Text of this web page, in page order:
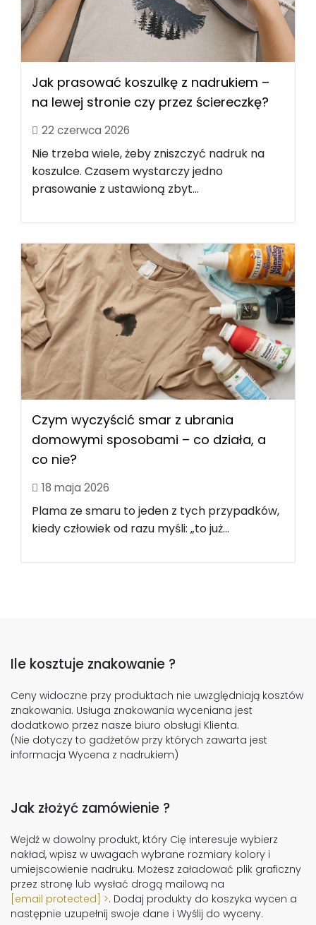
Jak prasować koszulkę z nadrukiem –
na lewej stronie czy przez ściereczkę?
22 czerwca 2026
Nie trzeba wiele, żeby zniszczyć nadruk na
koszulce. Czasem wystarczy jedno
prasowanie z ustawioną zbyt...
Czym wyczyścić smar z ubrania
domowymi sposobami – co działa, a
co nie?
18 maja 2026
Plama ze smaru to jeden z tych przypadków,
kiedy człowiek od razu myśli: „to już...
Ile kosztuje znakowanie ?
Ceny widoczne przy produktach nie uwzględniają kosztów
znakowania. Usługa znakowania wyceniana jest
dodatkowo przez nasze biuro obsługi Klienta.
(Nie dotyczy to gadżetów przy których zawarta jest
informacja Wycena z nadrukiem)
Jak złożyć zamówienie ?
Wejdź w dowolny produkt, który Cię interesuje wybierz
nakład, wpisz w uwagach wybrane rozmiary kolory i
umiejscowienie nadruku. Możesz załadować plik graficzny
przez stronę lub wysłać drogą mailową na
[email protected]
. Dodaj produkty do koszyka wycen a
następnie uzupełnij swoje dane i Wyślij do wyceny.